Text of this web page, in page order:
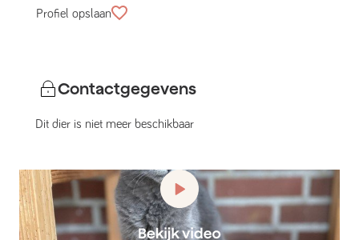
Profiel opslaan
Contactgegevens
Dit dier is niet meer beschikbaar